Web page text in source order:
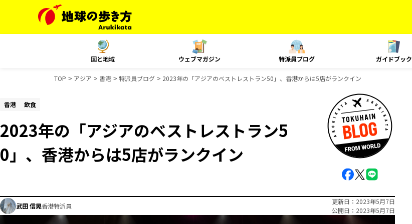
国と地域 ウェブマガジン 特派員ブログ ガイドブック
TOP アジア 香港 特派員ブログ 2023年の「アジアのベストレストラン50」、香港からは5店がランクイン
香港 飲食
2023年の「アジアのベストレストラン5
0」、香港からは5店がランクイン
武田 信晃香港特派員
更新日
2023年5月7日
公開日
2023年5月7日